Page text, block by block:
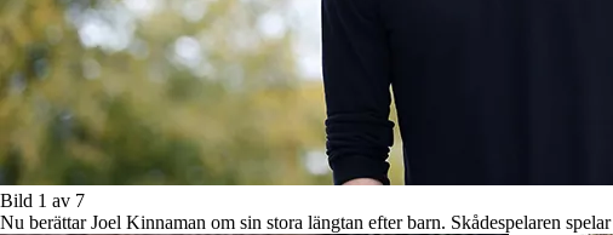
Bild 1 av 7
Nu berättar Joel Kinnaman om sin stora längtan efter barn. Skådespelaren